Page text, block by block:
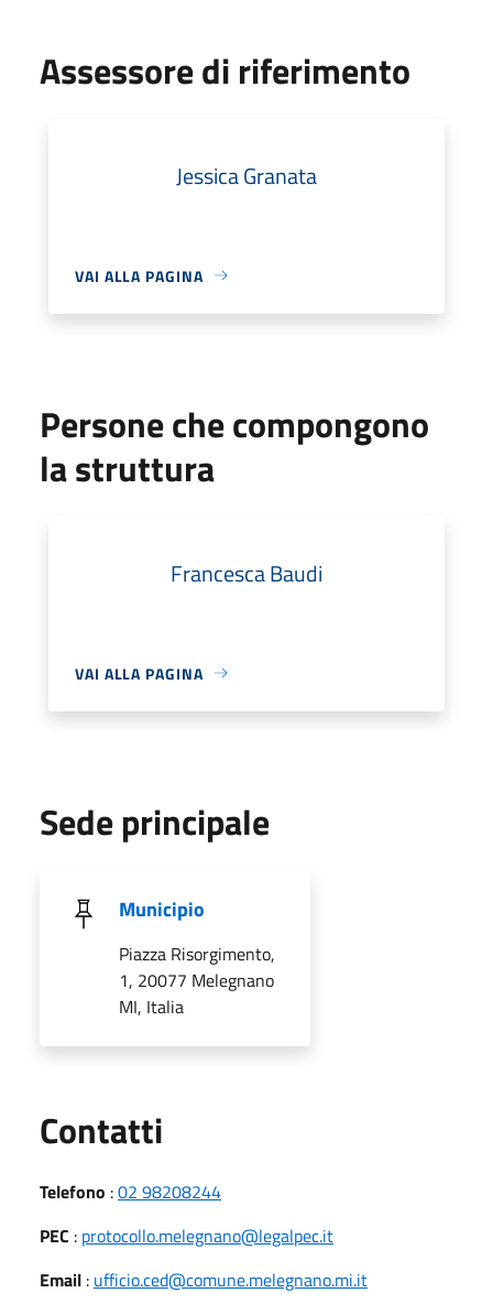
Assessore di riferimento
Jessica Granata
VAI ALLA PAGINA
Persone che compongono
la struttura
Francesca Baudi
VAI ALLA PAGINA
Sede principale
Municipio
Piazza Risorgimento,
1, 20077 Melegnano
MI, Italia
Contatti
Telefono :02 98208244
PEC : protocollo.melegnano@legalpec.it
Email : ufficio.ced@comune.melegnano.mi.it